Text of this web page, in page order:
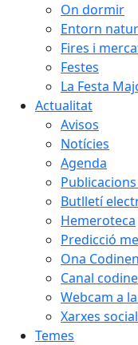
On dormir
Entorn
Fires i
Festes
La Festa
Actualitat
Avisos
Notícies
Agenda
Butlletí
Hemeroteca
Predicció
Ona
Canal
Webcam a
Xarxes
Temes